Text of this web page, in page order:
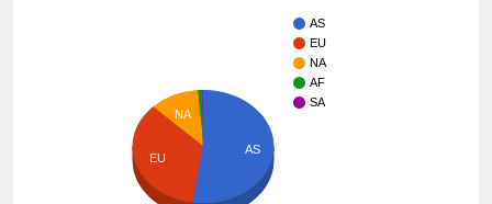
AS
EU
NA
AF
SA
NA
EU
AS